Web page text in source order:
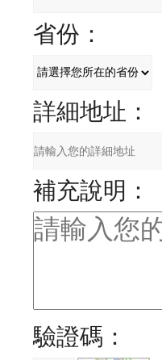
省份：
詳細地址：
補充說明：
驗證碼：